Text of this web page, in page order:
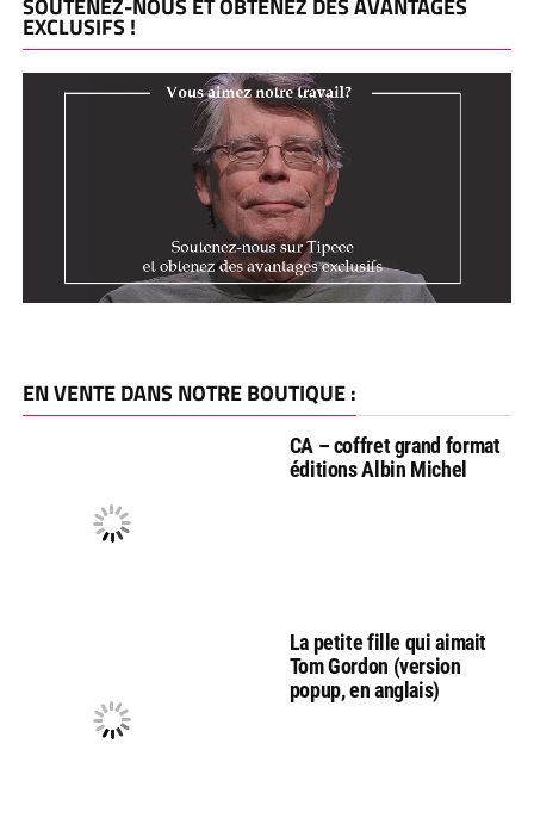
SOUTENEZ-NOUS ET OBTENEZ DES AVANTAGES
EXCLUSIFS !
EN VENTE DANS NOTRE BOUTIQUE :
CA – coffret grand format
éditions Albin Michel
La petite fille qui aimait
Tom Gordon (version
popup, en anglais)